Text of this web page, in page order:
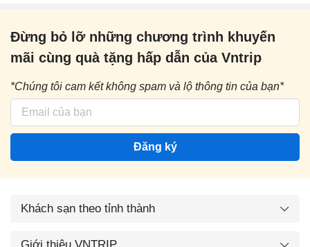
Đừng bỏ lỡ những chương trình khuyến
mãi cùng quà tặng hấp dẫn của Vntrip
*Chúng tôi cam kết không spam và lộ thông tin của bạn*
Đăng ký
Khách sạn theo tỉnh thành